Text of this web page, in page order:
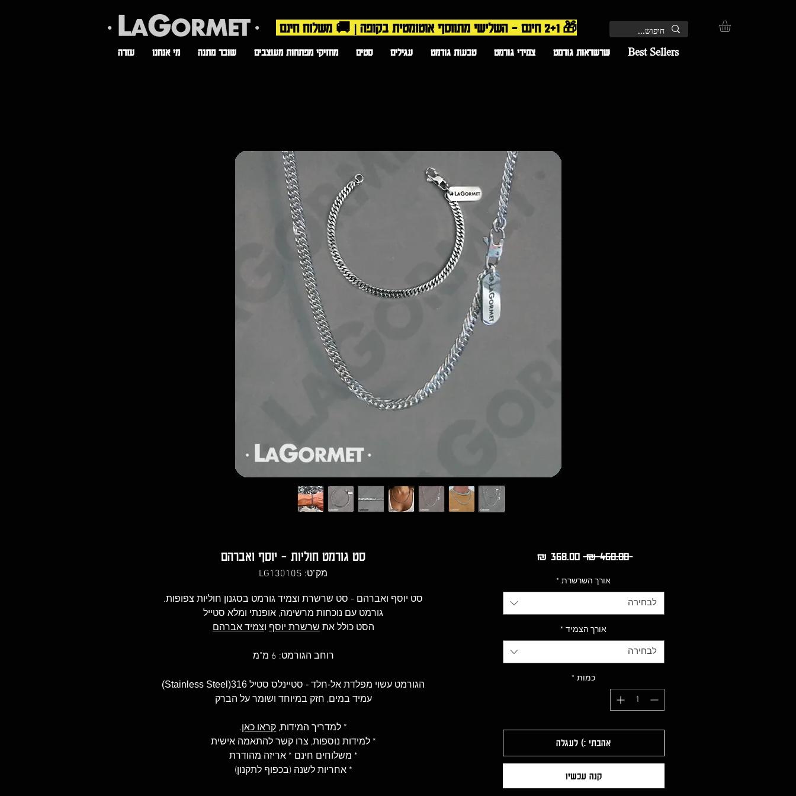
🎁 2+1 חינם – השלישי מתווסף אוטומטית בקופה | 🚚 משלוח חינם
Best Sellers שרשראות גורמט צמידי גורמט טבעות גורמט עגילים סטים מחזיקי מפתחות מעוצבים שובר מתנה מי אנחנו עזרה
סט גורמט חוליות - יוסף ואברהם
מק"ט: LG13010S
סט יוסף ואברהם - סט שרשרת וצמיד גורמט בסגנון חוליות צפופות.
גורמט עם נוכחות מרשימה, אופנתי ומלא סטייל
הסט כולל אתשרשרת יוסףוצמיד אברהם
רוחב הגורמט: 6 מ"מ
הגורמט עשוי מפלדת אל-חלד - סטיינלס סטיל 316(Stainless Steel)
עמיד במים, חזק במיוחד ושומר על הברק
* למדריך המידות,קראו כאן.
* למידות נוספות, צרו קשר להתאמה אישית
* משלוחים חינם * אריזה מהודרת
* אחריות לשנה (בכפוף לתקנון)
‏460.00 ‏₪
מחיר
מחיר
אורך השרשרת *
לבחירה
אורך הצמיד *
לבחירה
כמות *
אהבתי :) לעגלה
קנה עכשיו